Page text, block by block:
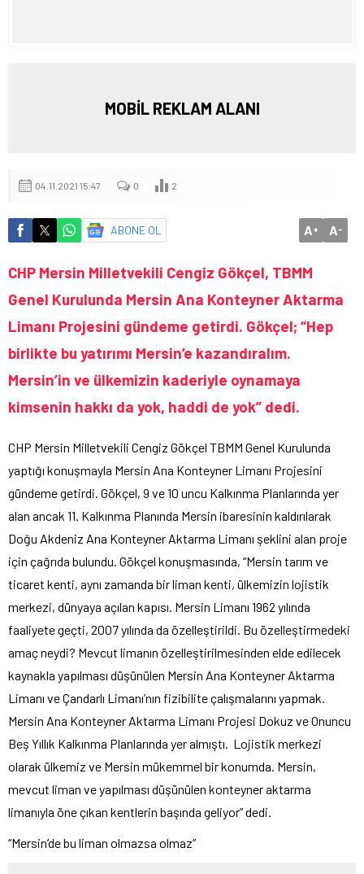
MOBİL REKLAM ALANI
04.11.2021 15:47 0 2
ABONE OL A+ A-
CHP Mersin Milletvekili Cengiz Gökçel, TBMM
Genel Kurulunda Mersin Ana Konteyner Aktarma
Limanı Projesini gündeme getirdi. Gökçel; “Hep
birlikte bu yatırımı Mersin’e kazandıralım.
Mersin’in ve ülkemizin kaderiyle oynamaya
kimsenin hakkı da yok, haddi de yok” dedi.
CHP Mersin Milletvekili Cengiz Gökçel TBMM Genel Kurulunda
yaptığı konuşmayla Mersin Ana Konteyner Limanı Projesini
gündeme getirdi. Gökçel, 9 ve 10 uncu Kalkınma Planlarında yer
alan ancak 11. Kalkınma Planında Mersin ibaresinin kaldırılarak
Doğu Akdeniz Ana Konteyner Aktarma Limanı şeklini alan proje
için çağrıda bulundu. Gökçel konuşmasında, “Mersin tarım ve
ticaret kenti, aynı zamanda bir liman kenti, ülkemizin lojistik
merkezi, dünyaya açılan kapısı. Mersin Limanı 1962 yılında
faaliyete geçti, 2007 yılında da özelleştirildi. Bu özelleştirmedeki
amaç neydi? Mevcut limanın özelleştirilmesinden elde edilecek
kaynakla yapılması düşünülen Mersin Ana Konteyner Aktarma
Limanı ve Çandarlı Limanı’nın fizibilite çalışmalarını yapmak.
Mersin Ana Konteyner Aktarma Limanı Projesi Dokuz ve Onuncu
Beş Yıllık Kalkınma Planlarında yer almıştı. Lojistik merkezi
olarak ülkemiz ve Mersin mükemmel bir konumda. Mersin,
mevcut liman ve yapılması düşünülen konteyner aktarma
limanıyla öne çıkan kentlerin başında geliyor” dedi.
“Mersin’de bu liman olmazsa olmaz”